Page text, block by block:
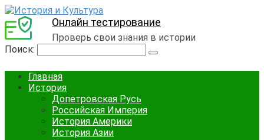
Онлайн тестирование
Проверь свои знания в истории
Поиск:
Главная
История
Допетровская Русь
Российская Империя
История Америки
История Азии